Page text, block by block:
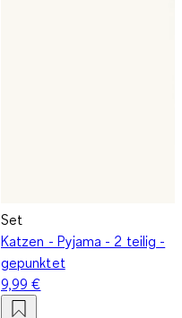
Set
Katzen - Pyjama - 2 teilig -
gepunktet
9,99 €